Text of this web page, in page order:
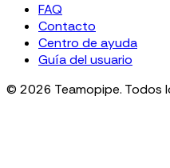
FAQ
Contacto
Centro de ayuda
Guía del usuario
© 2026 Teamopipe. Todos